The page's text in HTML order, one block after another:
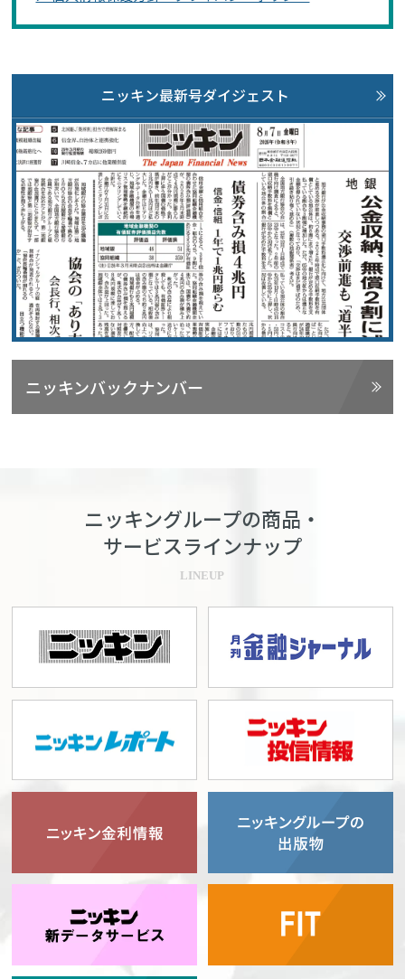
ニッキン最新号ダイジェスト
ニッキンバックナンバー
ニッキングループの商品・
サービスラインナップ
LINEUP